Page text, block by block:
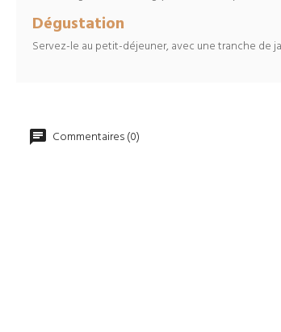
Dégustation
Servez-le au petit-déjeuner, avec une tranche de
Commentaires (0)